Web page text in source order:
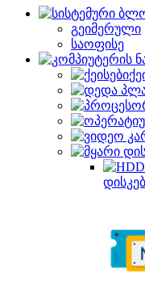
გეიმერული
საოფისე